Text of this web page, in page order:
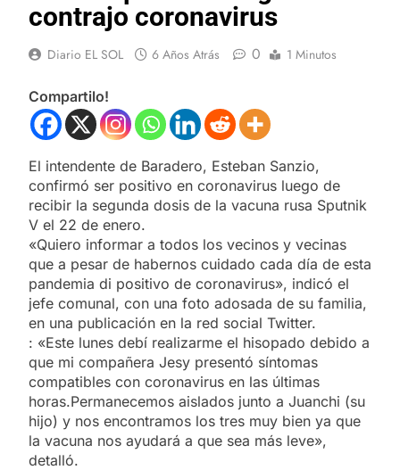
contrajo coronavirus
Diario EL SOL 6 Años Atrás 0 1 Minutos
Compartilo!
El intendente de Baradero, Esteban Sanzio,
confirmó ser positivo en coronavirus luego de
recibir la segunda dosis de la vacuna rusa Sputnik
V el 22 de enero.
«Quiero informar a todos los vecinos y vecinas
que a pesar de habernos cuidado cada día de esta
pandemia di positivo de coronavirus», indicó el
jefe comunal, con una foto adosada de su familia,
en una publicación en la red social Twitter.
: «Este lunes debí realizarme el hisopado debido a
que mi compañera Jesy presentó síntomas
compatibles con coronavirus en las últimas
horas.Permanecemos aislados junto a Juanchi (su
hijo) y nos encontramos los tres muy bien ya que
la vacuna nos ayudará a que sea más leve»,
detalló.